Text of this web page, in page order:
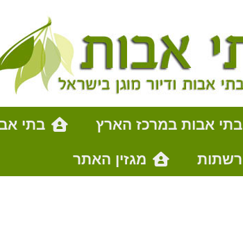
בתי אבות במרכז הארץ בתי
רשתות
מגזין האתר